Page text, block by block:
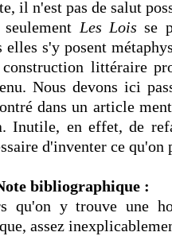
il n'est pas de salut
Les Lois se
elles s'y posent
littéraire
Nous devons ici
dans un article
Inutile, en effet, de
d'inventer ce
bibliographique :
qu'on y trouve une
assez